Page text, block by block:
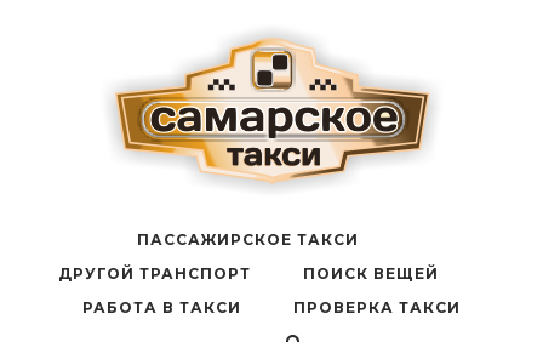
ПАССАЖИРСКОЕ ТАКСИ
ДРУГОЙ ТРАНСПОРТ
ПОИСК ВЕЩЕЙ
РАБОТА В ТАКСИ
ПРОВЕРКА ТАКСИ